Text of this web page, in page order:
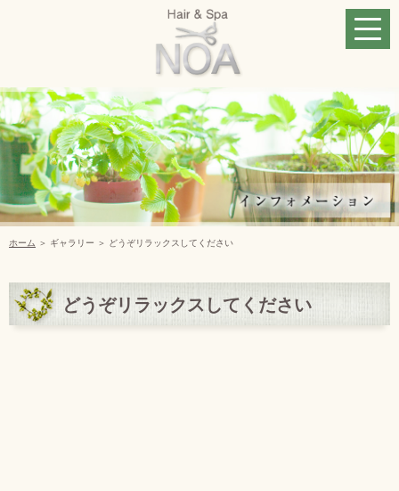
ホーム ＞ ギャラリー ＞ どうぞリラックスしてください
どうぞリラックスしてください